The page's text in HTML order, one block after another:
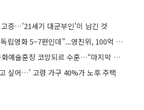
증…'21세기 대군부인'이 남긴 것
5~7편인데”...영진위, 100억 이상 영화 ‘추경 지원’ 반발
박찬욱, 佛 최고 문화예술훈장 코망되르 수훈…“마지막 소원은 프랑스 영화 연출”
싶어…’ 고령 가구 40%가 노후 주택